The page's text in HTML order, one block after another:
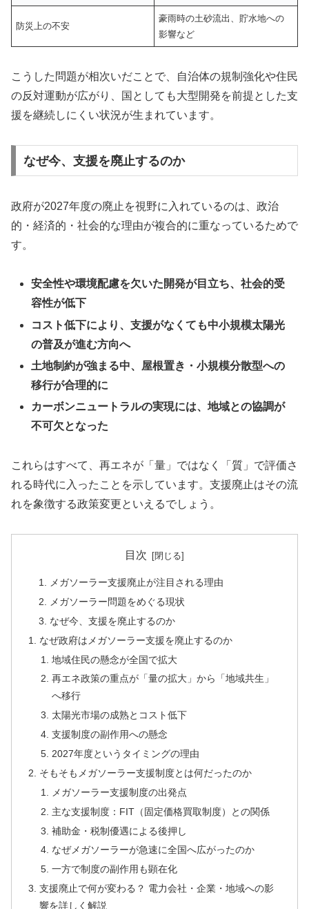
防災上の不安
豪雨時の土砂流出、貯水地への
影響など
こうした問題が相次いだことで、自治体の規制強化や住民
の反対運動が広がり、国としても大型開発を前提とした支
援を継続しにくい状況が生まれています。
なぜ今、支援を廃止するのか
政府が2027年度の廃止を視野に入れているのは、政治
的・経済的・社会的な理由が複合的に重なっているためで
す。
安全性や環境配慮を欠いた開発が目立ち、社会的受
容性が低下
コスト低下により、支援がなくても中小規模太陽光
の普及が進む方向へ
土地制約が強まる中、屋根置き・小規模分散型への
移行が合理的に
カーボンニュートラルの実現には、地域との協調が
不可欠となった
これらはすべて、再エネが「量」ではなく「質」で評価さ
れる時代に入ったことを示しています。支援廃止はその流
れを象徴する政策変更といえるでしょう。
目次
メガソーラー支援廃止が注目される理由
メガソーラー問題をめぐる現状
なぜ今、支援を廃止するのか
なぜ政府はメガソーラー支援を廃止するのか
地域住民の懸念が全国で拡大
再エネ政策の重点が「量の拡大」から「地域共生」
へ移行
太陽光市場の成熟とコスト低下
支援制度の副作用への懸念
2027年度というタイミングの理由
そもそもメガソーラー支援制度とは何だったのか
メガソーラー支援制度の出発点
主な支援制度：FIT（固定価格買取制度）との関係
補助金・税制優遇による後押し
なぜメガソーラーが急速に全国へ広がったのか
一方で制度の副作用も顕在化
支援廃止で何が変わる？ 電力会社・企業・地域への影
響を詳しく解説